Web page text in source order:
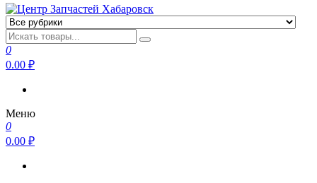
Центр Запчастей Хабаровск
Запчасти для авто,
мото,бензопил,велосипедов,снегоходов,бензопил и т.д.
Хабаровск
0
0.00 ₽
Меню
0
0.00 ₽